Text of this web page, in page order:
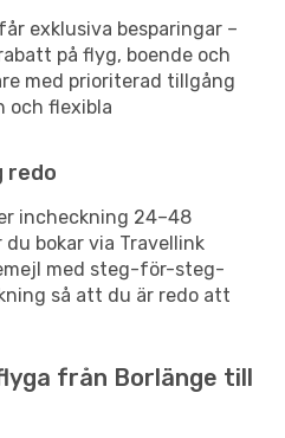
exklusiva besparingar –
på flyg, boende och
med prioriterad tillgång
och flexibla
redo
incheckning 24–48
bokar via Travellink
med steg-för-steg-
så att du är redo att
från Borlänge till